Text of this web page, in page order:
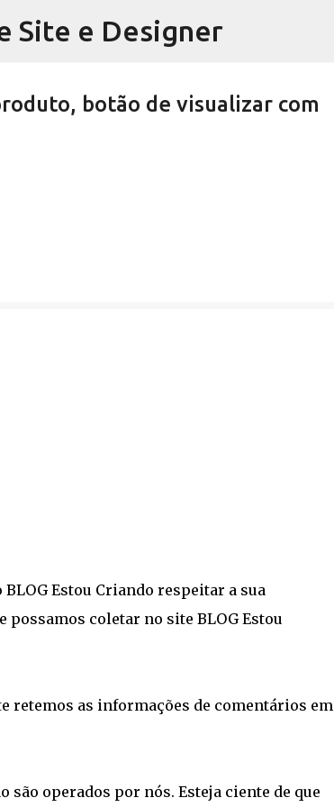
Pular para o conteúdo principal
Site e Designer
botão de visualizar com
Estou Criando respeitar a sua
coletar no site BLOG Estou
retemos as informações de comentários em
operados por nós. Esteja ciente de que